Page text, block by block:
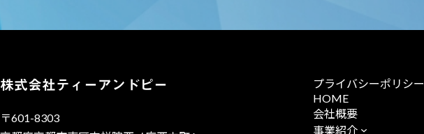
株式会社ティーアンドピー
〒601-8303
プライバシーポリシー
HOME
会社概要
事業紹介